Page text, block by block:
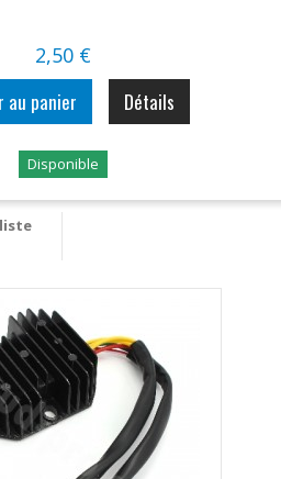
2,50 €
au panier Détails
Disponible